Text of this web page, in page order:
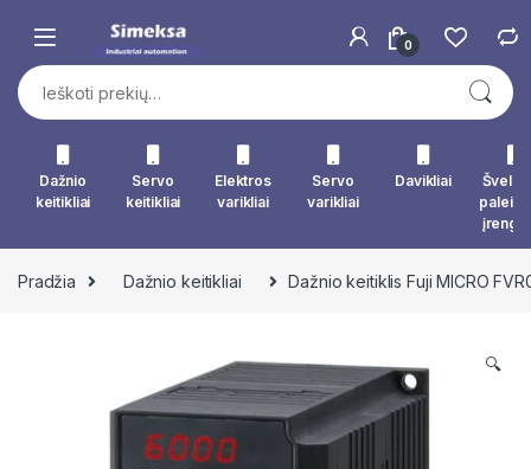
0
Ieškoti:
Dažnio
keitikliai
Servo
keitikliai
Elektros
varikliai
Servo
varikliai
Davikliai
Pradžia Dažnio keitikliai Dažnio keitiklis Fuji MICRO
🔍